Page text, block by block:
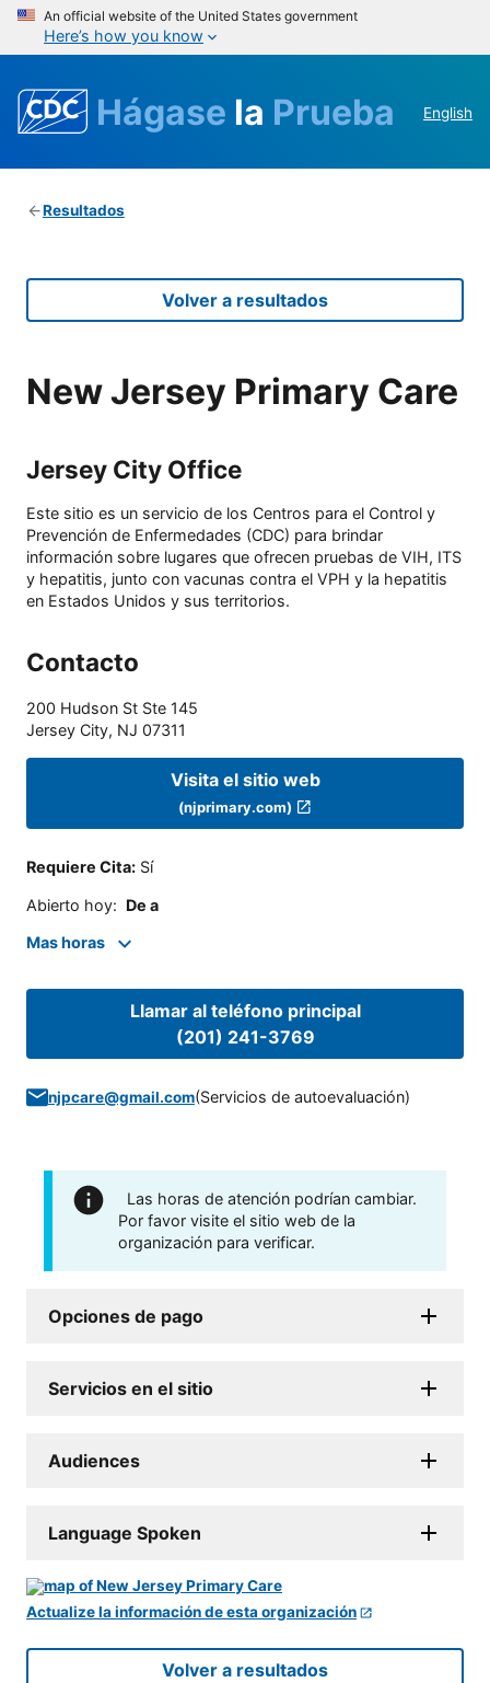
An official website of the United States government
Here’s how you know
Hágase la Prueba English
Resultados
Volver a resultados
New Jersey Primary Care
Jersey City Office
Este sitio es un servicio de los Centros para el Control y
Prevención de Enfermedades (CDC) para brindar
información sobre lugares que ofrecen pruebas de VIH, ITS
y hepatitis, junto con vacunas contra el VPH y la hepatitis
en Estados Unidos y sus territorios.
Contacto
200 Hudson St Ste 145
Jersey City, NJ 07311
Visita el sitio web
(njprimary.com)
Requiere Cita: Sí
Abierto hoy: De a
Mas horas
Llamar al teléfono principal
(201) 241-3769
njpcare@gmail.com(Servicios de autoevaluación)
Las horas de atención podrían cambiar.
Por favor visite el sitio web de la
organización para verificar.
Opciones de pago
Servicios en el sitio
Audiences
Language Spoken
Actualize la información de esta organización
Volver a resultados